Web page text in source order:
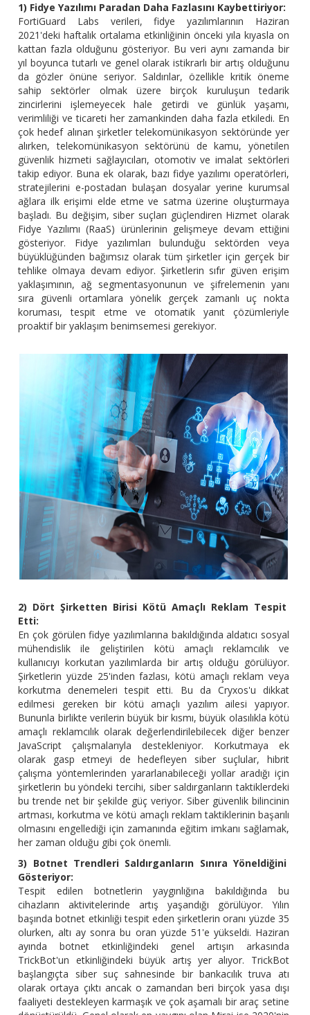
1) Fidye Yazılımı Paradan Daha Fazlasını Kaybettiriyor:
FortiGuard Labs verileri, fidye yazılımlarının Haziran
2021'deki haftalık ortalama etkinliğinin önceki yıla kıyasla on
kattan fazla olduğunu gösteriyor. Bu veri aynı zamanda bir
yıl boyunca tutarlı ve genel olarak istikrarlı bir artış olduğunu
da gözler önüne seriyor. Saldırılar, özellikle kritik öneme
sahip sektörler olmak üzere birçok kuruluşun tedarik
zincirlerini işlemeyecek hale getirdi ve günlük yaşamı,
verimliliği ve ticareti her zamankinden daha fazla etkiledi. En
çok hedef alınan şirketler telekomünikasyon sektöründe yer
alırken, telekomünikasyon sektörünü de kamu, yönetilen
güvenlik hizmeti sağlayıcıları, otomotiv ve imalat sektörleri
takip ediyor. Buna ek olarak, bazı fidye yazılımı operatörleri,
stratejilerini e-postadan bulaşan dosyalar yerine kurumsal
ağlara ilk erişimi elde etme ve satma üzerine oluşturmaya
başladı. Bu değişim, siber suçları güçlendiren Hizmet olarak
Fidye Yazılımı (RaaS) ürünlerinin gelişmeye devam ettiğini
gösteriyor. Fidye yazılımları bulunduğu sektörden veya
büyüklüğünden bağımsız olarak tüm şirketler için gerçek bir
tehlike olmaya devam ediyor. Şirketlerin sıfır güven erişim
yaklaşımının, ağ segmentasyonunun ve şifrelemenin yanı
sıra güvenli ortamlara yönelik gerçek zamanlı uç nokta
koruması, tespit etme ve otomatik yanıt çözümleriyle
proaktif bir yaklaşım benimsemesi gerekiyor.
2) Dört Şirketten Birisi Kötü Amaçlı Reklam Tespit
Etti:
En çok görülen fidye yazılımlarına bakıldığında aldatıcı sosyal
mühendislik ile geliştirilen kötü amaçlı reklamcılık ve
kullanıcıyı korkutan yazılımlarda bir artış olduğu görülüyor.
Şirketlerin yüzde 25'inden fazlası, kötü amaçlı reklam veya
korkutma denemeleri tespit etti. Bu da Cryxos'u dikkat
edilmesi gereken bir kötü amaçlı yazılım ailesi yapıyor.
Bununla birlikte verilerin büyük bir kısmı, büyük olasılıkla kötü
amaçlı reklamcılık olarak değerlendirilebilecek diğer benzer
JavaScript çalışmalarıyla destekleniyor. Korkutmaya ek
olarak gasp etmeyi de hedefleyen siber suçlular, hibrit
çalışma yöntemlerinden yararlanabileceği yollar aradığı için
şirketlerin bu yöndeki tercihi, siber saldırganların taktiklerdeki
bu trende net bir şekilde güç veriyor. Siber güvenlik bilincinin
artması, korkutma ve kötü amaçlı reklam taktiklerinin başarılı
olmasını engellediği için zamanında eğitim imkanı sağlamak,
her zaman olduğu gibi çok önemli.
3) Botnet Trendleri Saldırganların Sınıra Yöneldiğini
Gösteriyor:
Tespit edilen botnetlerin yaygınlığına bakıldığında bu
cihazların aktivitelerinde artış yaşandığı görülüyor. Yılın
başında botnet etkinliği tespit eden şirketlerin oranı yüzde 35
olurken, altı ay sonra bu oran yüzde 51'e yükseldi. Haziran
ayında botnet etkinliğindeki genel artışın arkasında
TrickBot'un etkinliğindeki büyük artış yer alıyor. TrickBot
başlangıçta siber suç sahnesinde bir bankacılık truva atı
olarak ortaya çıktı ancak o zamandan beri birçok yasa dışı
faaliyeti destekleyen karmaşık ve çok aşamalı bir araç setine